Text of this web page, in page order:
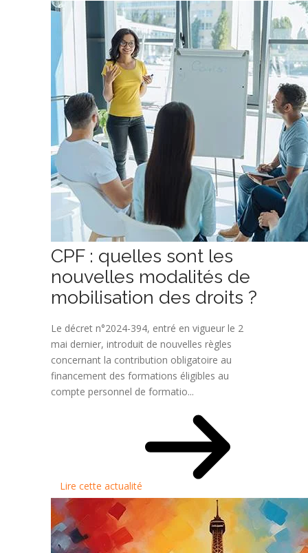
CPF : quelles sont les
nouvelles modalités de
mobilisation des droits ?
Le décret n°2024-394, entré en vigueur le 2
mai dernier, introduit de nouvelles règles
concernant la contribution obligatoire au
financement des formations éligibles au
compte personnel de formatio...
Lire cette actualité